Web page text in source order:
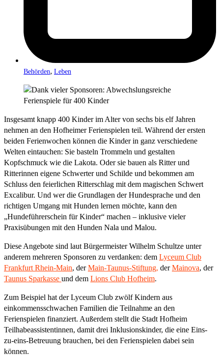
Behörden, Leben
Insgesamt knapp 400 Kinder im Alter von sechs bis elf Jahren
nehmen an den Hofheimer Ferienspielen teil. Während der ersten
beiden Ferienwochen können die Kinder in ganz verschiedene
Welten eintauchen: Sie basteln Trommeln und gestalten
Kopfschmuck wie die Lakota. Oder sie bauen als Ritter und
Ritterinnen eigene Schwerter und Schilde und bekommen am
Schluss den feierlichen Ritterschlag mit dem magischen Schwert
Excalibur. Und wer die Grundlagen der Hundesprache und den
richtigen Umgang mit Hunden lernen möchte, kann den
„Hundeführerschein für Kinder“ machen – inklusive vieler
Praxisübungen mit den Hunden Nala und Malou.
Diese Angebote sind laut Bürgermeister Wilhelm Schultze unter
anderem mehreren Sponsoren zu verdanken: dem Lyceum Club
Frankfurt Rhein-Main, derMain-Taunus-Stiftung, derMainova, der
Taunus Sparkasse und dem Lions Club Hofheim.
Zum Beispiel hat der Lyceum Club zwölf Kindern aus
einkommensschwachen Familien die Teilnahme an den
Ferienspielen finanziert. Außerdem stellt die Stadt Hofheim
Teilhabeassistentinnen, damit drei Inklusionskinder, die eine Eins-
zu-eins-Betreuung brauchen, bei den Ferienspielen dabei sein
können.